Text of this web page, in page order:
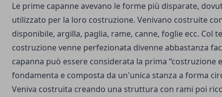
Le prime capanne avevano le forme più disparate,
utilizzato per la loro costruzione. Venivano costruite
disponibile, argilla, paglia, rame, canne, foglie ecc. Col
costruzione venne perfezionata divenne abbastanza
capanna può essere considerata la prima “costruzione
fondamenta e composta da un'unica stanza a forma
Veniva costruita creando una struttura con rami poi